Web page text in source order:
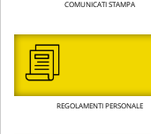
COMUNICATI STAMPA
REGOLAMENTI PERSONALE